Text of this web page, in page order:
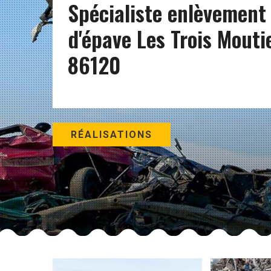
Spécialiste enlèvement
d'épave Les Trois
86120
RÉALISATIONS